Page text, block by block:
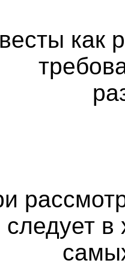
как
следует в